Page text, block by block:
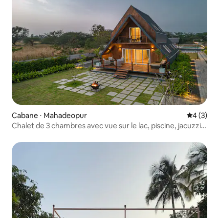
Cabane ⋅ Mahadeopur
4 (3)
Chalet de 3 chambres avec vue sur le lac, piscine, jacuzzi